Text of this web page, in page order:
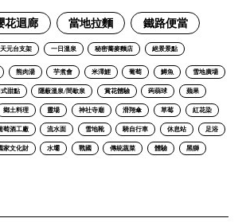
花迴廊 當地拉麵 鐵路便當
天元台支架 一日溫泉 秘密蕎麥麵店 絕景景點
熊肉湯 芋煮會 米澤鯉 葡萄 鱒魚 雪地廣場
式甜點 隱蔽溫泉/間歇泉 賞花體驗 蒟蒻球 蘋果
鄉土料理 靈場 神社寺廟 滑翔傘 草莓 紅花染
萄酒工廠 流水面 雪地靴 騎自行車 休息站 足浴
家文化財 水壩 戰國 傳統蔬菜 體驗 黑獅